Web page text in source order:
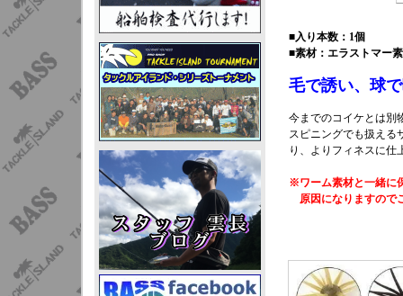
■入り本数：1個
■素材：エラストマー
毛で誘い、球
今までのコイケとは別
スピニングでも扱える
り、よりフィネスに仕
※ワーム素材と一緒に
原因になりますので